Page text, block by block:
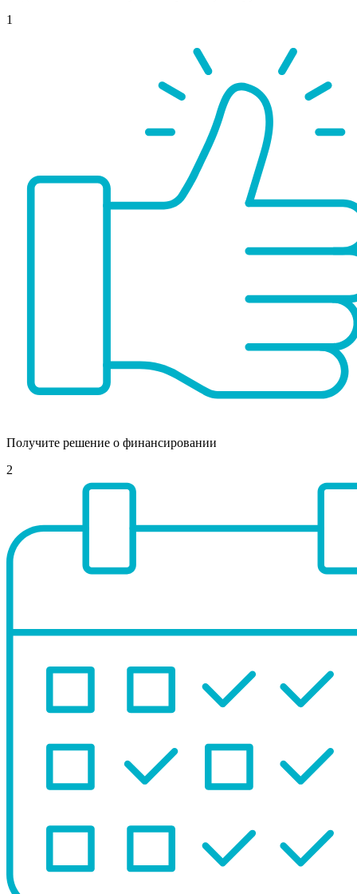
1
Получите решение о финансировании
2